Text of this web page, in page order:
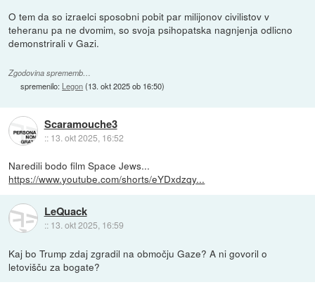
O tem da so izraelci sposobni pobit par milijonov civilistov v
teheranu pa ne dvomim, so svoja psihopatska nagnjenja odlicno
demonstrirali v Gazi.
Zgodovina sprememb…
spremenilo: Legon(13. okt 2025 ob 16:50)
Scaramouche3
:: 13. okt 2025, 16:52
Naredili bodo film Space Jews...
https://www.youtube.com/shorts/eYDxdzqy...
LeQuack
:: 13. okt 2025, 16:59
Kaj bo Trump zdaj zgradil na območju Gaze? A ni govoril o
letovišču za bogate?